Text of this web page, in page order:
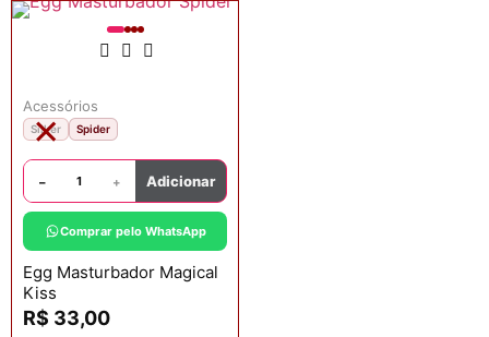
Acessórios
Egg Masturbador Magical
Kiss
Silker
× Spider
R$ 33,00
− + Adicionar
Comprar pelo WhatsApp